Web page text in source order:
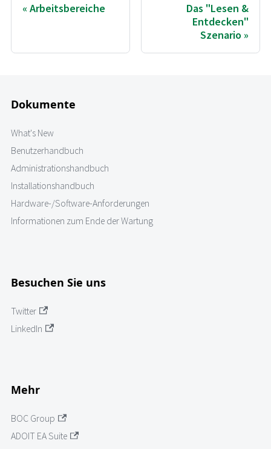
Arbeitsbereiche
Das "Lesen &
Entdecken"
Szenario
Dokumente
What's New
Benutzerhandbuch
Administrationshandbuch
Installationshandbuch
Hardware-/Software-Anforderungen
Informationen zum Ende der Wartung
Besuchen Sie uns
Twitter
LinkedIn
Mehr
BOC Group
ADOIT EA Suite